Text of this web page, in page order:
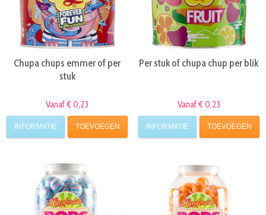
Chupa chups emmer of per
stuk
Vanaf € 0,23
INFORMATIE TOEVOEGEN
Per stuk of chupa chup per blik
Vanaf € 0,23
INFORMATIE TOEVOEGEN